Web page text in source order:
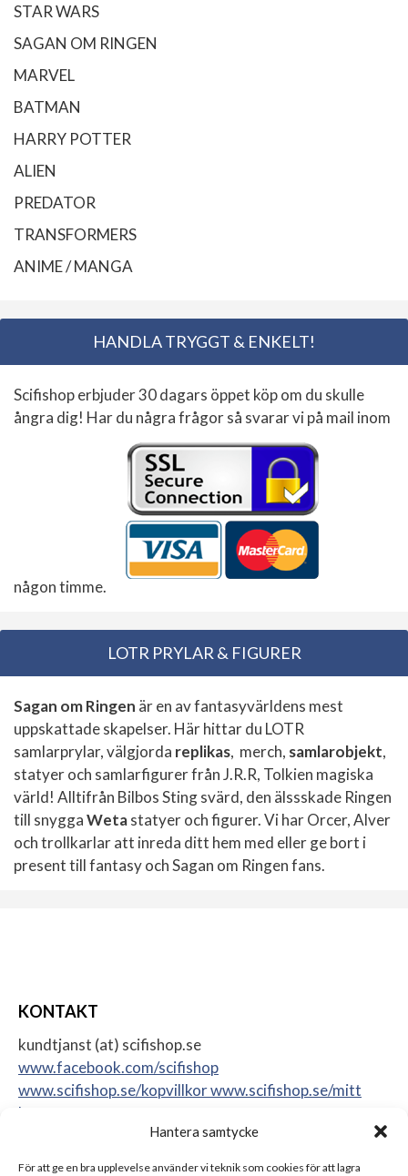
Hantera samtycke
För att ge en bra upplevelse använder vi teknik som cookies för att lagra
STAR WARS
SAGAN OM RINGEN
MARVEL
BATMAN
HARRY POTTER
ALIEN
PREDATOR
TRANSFORMERS
ANIME / MANGA
HANDLA TRYGGT & ENKELT!
Scifishop erbjuder 30 dagars öppet köp om du skulle
ångra dig! Har du några frågor så svarar vi på mail inom
någon timme.
LOTR PRYLAR & FIGURER
Sagan om Ringen är en av fantasyvärldens mest
uppskattade skapelser. Här hittar du LOTR
samlarprylar, välgjorda replikas, merch, samlarobjekt,
statyer och samlarfigurer från J.R.R, Tolkien magiska
värld! Alltifrån Bilbos Sting svärd, den älssskade Ringen
till snyggaWetastatyer och figurer. Vi har Orcer, Alver
och trollkarlar att inreda ditt hem med eller ge bort i
present till fantasy och Sagan om Ringen fans.
KONTAKT
kundtjanst (at) scifishop.se
www.facebook.com/scifishop
www.scifishop.se/kopvillkorwww.scifishop.se/mitt
konto